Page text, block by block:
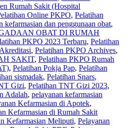
Rumah Sakit (Hospital
Online PKPO, Pelatihan
kefarmasian dan penggunaan obat,
OBAT DI RUMAH
PKPO 2023 Terbaru, Pelatihan
, Pelatihan PKPO Archives,
SAKIT, Pelatihan PKPO Rumah
, Pelatihan Pokja Pap, Pelatihan
sismadak, Pelatihan Snars,
Gizi, Pelatihan TNT Gizi 2023,
Adalah, pelayanan kefarmasian
Kefarmasian di Apotek,
Kefarmasian di Rumah Sakit
Kefarmasian Meliputi, Pelayanan